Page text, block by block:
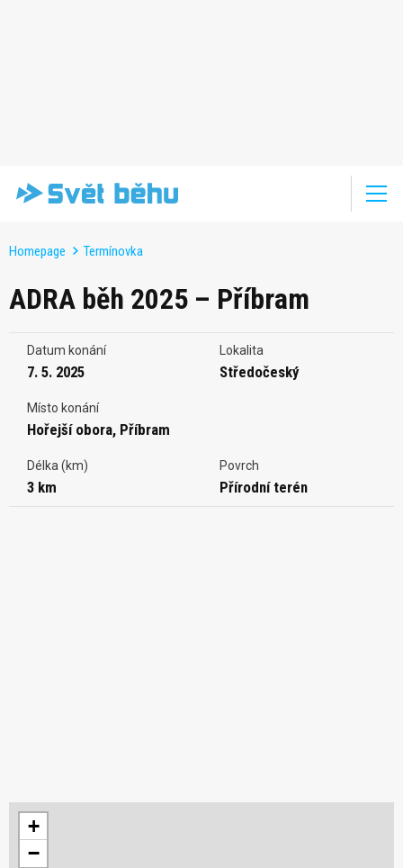
Homepage Termínovka
ADRA běh 2025 – Příbram
Datum konání
7. 5. 2025
Lokalita
Středočeský
Místo konání
Hořejší obora, Příbram
Délka (km)
3 km
Povrch
Přírodní terén
+
−